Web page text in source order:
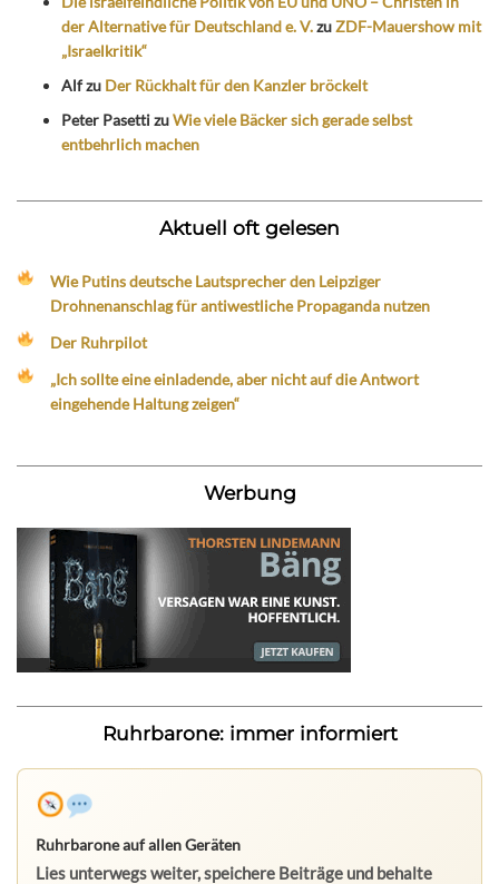
der Alternative für Deutschland e. V.zuZDF-Mauershow mit
„Israelkritik“
Alfzu Der Rückhalt für den Kanzler bröckelt
Peter PasettizuWie viele Bäcker sich gerade selbst
entbehrlich machen
Aktuell oft gelesen
Wie Putins deutsche Lautsprecher den Leipziger
Drohnenanschlag für antiwestliche Propaganda nutzen
Der Ruhrpilot
„Ich sollte eine einladende, aber nicht auf die Antwort
eingehende Haltung zeigen“
Werbung
Ruhrbarone: immer informiert
Ruhrbarone auf allen Geräten
Lies unterwegs weiter, speichere Beiträge und behalte